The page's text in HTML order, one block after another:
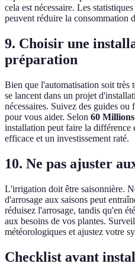
cela est nécessaire. Les
peuvent réduire la consommation
9. Choisir une
préparation
Bien que l'automatisation soit très
se lancent dans un projet
nécessaires. Suivez des guides ou
pour vous aider. Selon 60
installation peut faire la différence
efficace et un investissement raté.
10. Ne pas ajuster
L'irrigation doit être saisonnière.
d'arrosage aux saisons peut
réduisez l'arrosage, tandis qu'en
aux besoins de vos plantes.
météorologiques et ajustez votre
Checklist avant